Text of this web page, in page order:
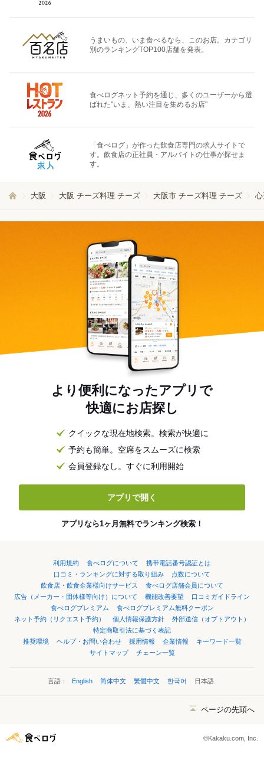
うまいもの、いま食べるなら、このお店。カテゴリ
別のランキングTOP100店舗を発表。
食べログネット予約を通じ、多くのユーザーから選
ばれた"いま、熱い注目を集めるお店"
「食べログ」が作った飲食店専門の求人サイトで
す。飲食店の正社員・アルバイトの仕事が探せま
す。
大阪 大阪 チーズ料理 チーズ 大阪市 チーズ料理 チーズ
より便利になったアプリで
快適にお店探し
クイックな現在地検索。検索が快適に
予約も簡単。空席をスムーズに検索
会員登録なし。すぐに利用開始
アプリで開く
アプリなら1ヶ月無料でランキング検索！
利用規約 食べログについて
携帯電話番号認証とは
口コミ・ランキングに対する取り組み
点数について
飲食店・飲食企業様向けサービス
食べログ店舗会員について
広告（メーカー・団体様等向け）について
機能改善要望
口コミガイドライン
食べログプレミアム
食べログプレミアム無料クーポン
ネット予約（リクエスト予約）
個人情報保護方針
外部送信（オプトアウト）
特定商取引法に基づく表記
推奨環境
ヘルプ・お問い合わせ 採用情報 企業情報
キーワード一覧
サイトマップ
チェーン一覧
言語： English 简体中文 繁體中文 한국어 日本語
ページの先頭へ
©Kakaku.com, Inc.